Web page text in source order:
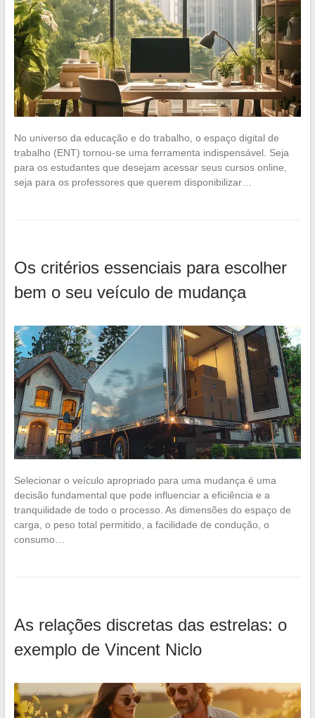
No universo da educação e do trabalho, o espaço digital de
trabalho (ENT) tornou-se uma ferramenta indispensável. Seja
para os estudantes que desejam acessar seus cursos online,
seja para os professores que querem disponibilizar…
Os critérios essenciais para escolher
bem o seu veículo de mudança
Selecionar o veículo apropriado para uma mudança é uma
decisão fundamental que pode influenciar a eficiência e a
tranquilidade de todo o processo. As dimensões do espaço de
carga, o peso total permitido, a facilidade de condução, o
consumo…
As relações discretas das estrelas: o
exemplo de Vincent Niclo